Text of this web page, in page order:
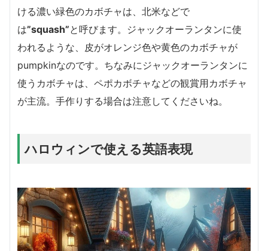
ける濃い緑色のカボチャは、北米などで
は”squash”と呼びます。ジャックオーランタンに使
われるような、皮がオレンジ色や黄色のカボチャが
pumpkinなのです。 ちなみにジャックオーランタンに
使うカボチャは、ペポカボチャなどの観賞用カボチャ
が主流。手作りする場合は注意してくださいね。
ハロウィンで使える英語表現